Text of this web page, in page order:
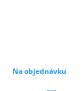
Na objednávku